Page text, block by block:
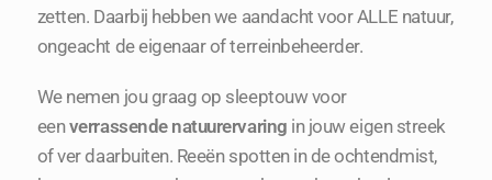
zetten. Daarbij hebben we aandacht voor ALLE natuur,
ongeacht de eigenaar of terreinbeheerder.
We nemen jou graag op sleeptouw voor
eenverrassende natuurervaring in jouw eigen streek
of ver daarbuiten. Reeën spotten in de ochtendmist,